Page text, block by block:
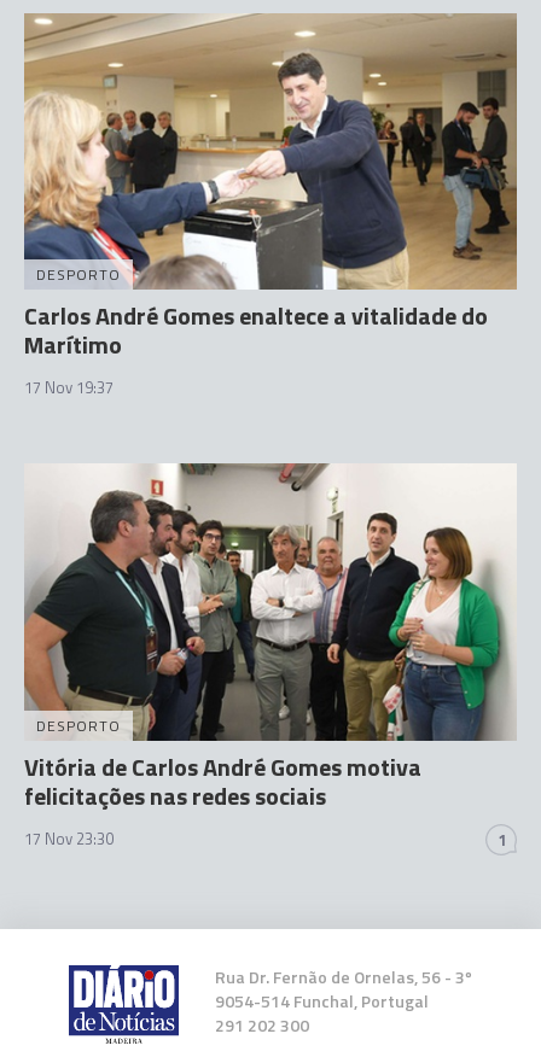
DESPORTO
Carlos André Gomes enaltece a vitalidade do
Marítimo
17 Nov 19:37
DESPORTO
Vitória de Carlos André Gomes motiva
felicitações nas redes sociais
17 Nov 23:30 1
Rua Dr. Fernão de Ornelas, 56 - 3º
9054-514 Funchal, Portugal
291 202 300